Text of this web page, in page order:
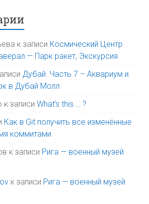
к записи Космический Центр
— Парк ракет, Экскурсия
Дубай. Часть 7 – Аквариум и
в Дубай Молл
к записиWhat’s this … ?
Как в Git получить все изменённые
коммитами
к записи Рига — военный музей
к записи Рига — военный музей